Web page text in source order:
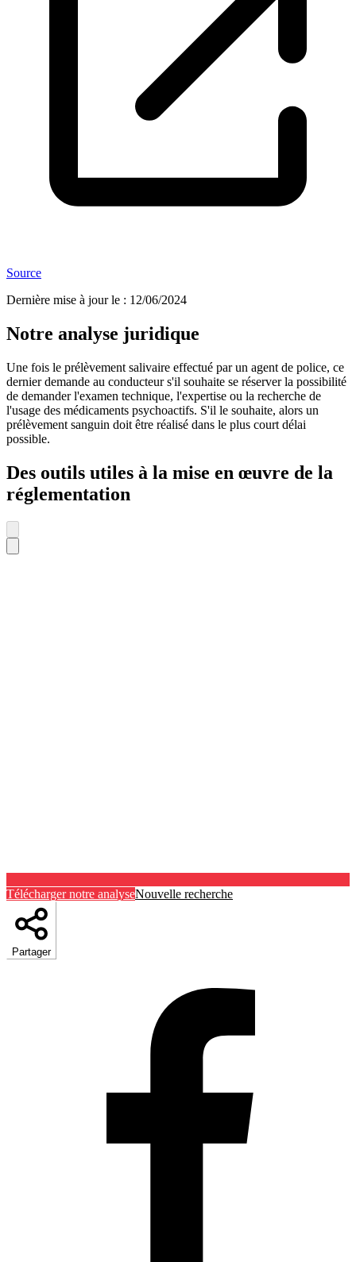
Source
Dernière mise à jour le : 12/06/2024
Notre analyse juridique
Une fois le prélèvement salivaire effectué par un agent de police, ce
dernier demande au conducteur s'il souhaite se réserver la possibilité
de demander l'examen technique, l'expertise ou la recherche de
l'usage des médicaments psychoactifs. S'il le souhaite, alors un
prélèvement sanguin doit être réalisé dans le plus court délai
possible.
Des outils utiles à la mise en œuvre de la
réglementation
Télécharger notre analyseNouvelle recherche
Partager